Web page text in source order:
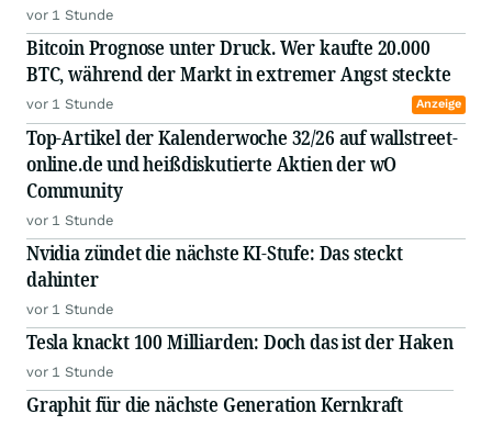
vor 1 Stunde
Bitcoin Prognose unter Druck. Wer kaufte 20.000
BTC, während der Markt in extremer Angst steckte
vor 1 Stunde Anzeige
Top-Artikel der Kalenderwoche 32/26 auf wallstreet-
online.de und heißdiskutierte Aktien der wO
Community
vor 1 Stunde
Nvidia zündet die nächste KI-Stufe: Das steckt
dahinter
vor 1 Stunde
Tesla knackt 100 Milliarden: Doch das ist der Haken
vor 1 Stunde
Graphit für die nächste Generation Kernkraft